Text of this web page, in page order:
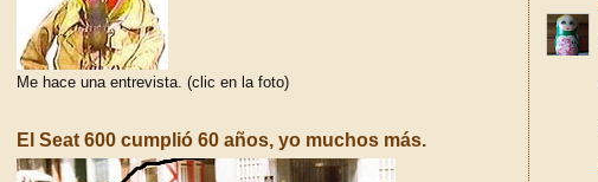
Me hace una entrevista. (clic en la foto)
El Seat 600 cumplió 60 años, yo muchos más.